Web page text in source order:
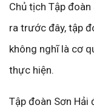
Chủ tịch Tập
ra trước đây, tập
không nghĩ là cơ
thực hiện.
Tập đoàn Sơn